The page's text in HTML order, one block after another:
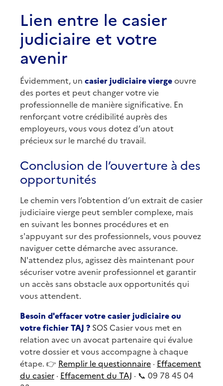
Lien entre le casier
judiciaire et votre
avenir
Évidemment, un casier judiciaire viergeouvre
des portes et peut changer votre vie
professionnelle de manière significative. En
renforçant votre crédibilité auprès des
employeurs, vous vous dotez d’un atout
précieux sur le marché du travail.
Conclusion de l’ouverture à des
opportunités
Le chemin vers l’obtention d’un extrait de casier
judiciaire vierge peut sembler complexe, mais
en suivant les bonnes procédures et en
s'appuyant sur des professionnels, vous pouvez
naviguer cette démarche avec assurance.
N'attendez plus, agissez dès maintenant pour
sécuriser votre avenir professionnel et garantir
un accès sans obstacle aux opportunités qui
vous attendent.
Besoin d'effacer votre casier judiciaire ou
votre fichier TAJ ? SOS Casier vous met en
relation avec un avocat partenaire qui évalue
votre dossier et vous accompagne à chaque
étape. 👉 Remplir le questionnaire · Effacement
du casier · Effacement du TAJ · 📞 09 78 45 04